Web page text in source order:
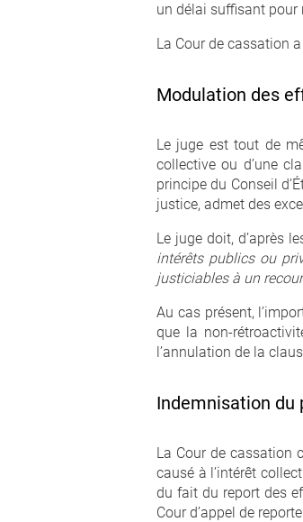
un délai suffisant pour
La Cour de cassation
Modulation des
Le juge est tout de
collective ou d’une
principe du Conseil
justice, admet des
Le juge doit, d’après
intérêts publics ou
justiciables à un
Au cas présent,
que la non-
l’annulation de la
Indemnisation du
La Cour de cassation
causé à l’intérêt
du fait du report des
Cour d’appel de